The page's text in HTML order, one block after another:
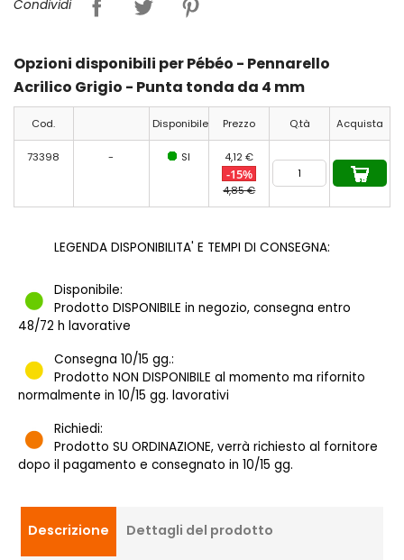
Condividi
Opzioni disponibili per Pébéo - Pennarello
Acrilico Grigio - Punta tonda da 4 mm
Cod. Disponibile Prezzo Q.tà Acquista
73398 - SI 4,12 €
-15%
4,85 €
LEGENDA DISPONIBILITA' E TEMPI DI CONSEGNA:
Disponibile:
Prodotto DISPONIBILE in negozio, consegna entro
48/72 h lavorative
Consegna 10/15 gg.:
Prodotto NON DISPONIBILE al momento ma rifornito
normalmente in 10/15 gg. lavorativi
Richiedi:
Prodotto SU ORDINAZIONE, verrà richiesto al fornitore
dopo il pagamento e consegnato in 10/15 gg.
Descrizione Dettagli del prodotto